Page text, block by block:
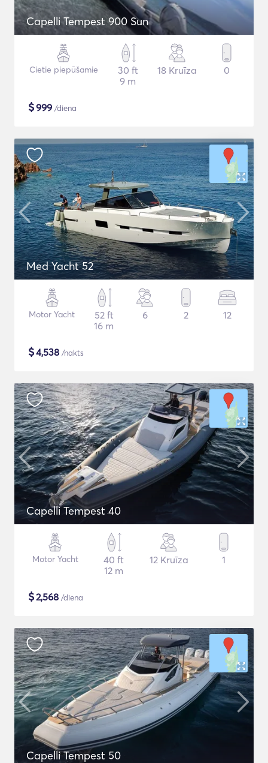
Capelli Tempest 900 Sun
Cietie piepūšamie
30 ft
9 m
18 Kruīza 0
$999 /diena
Med Yacht 52
Motor Yacht
52 ft
16 m
6 2 12
$4,538 /nakts
Capelli Tempest 40
Motor Yacht
40 ft
12 m
12 Kruīza 1
$2,568 /diena
Capelli Tempest 50